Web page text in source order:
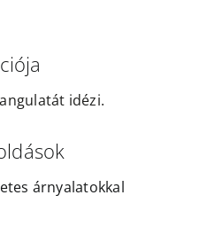
idézi.
árnyalatokkal